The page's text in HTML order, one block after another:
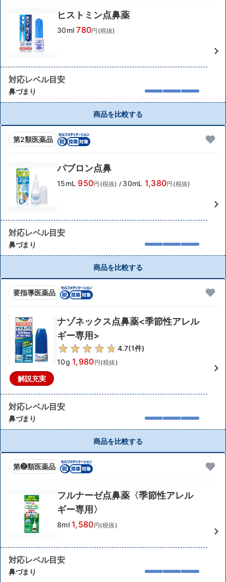
ヒストミン点鼻薬
30ml 780円(税抜)
対応レベル目安
鼻づまり
商品を比較する
第2類医薬品
パブロン点鼻
15mL 950円(税抜) / 30mL 1,380円(税抜)
対応レベル目安
鼻づまり
商品を比較する
要指導医薬品
解説充実
ナゾネックス点鼻薬<季節性アレル
ギー専用>
4.7(1件)
10g 1,980円(税抜)
対応レベル目安
鼻づまり
商品を比較する
第❷類医薬品
フルナーゼ点鼻薬〈季節性アレル
ギー専用〉
8ml 1,580円(税抜)
対応レベル目安
鼻づまり